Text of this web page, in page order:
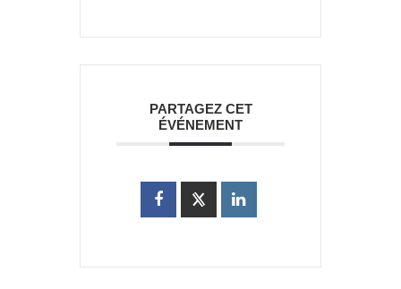
PARTAGEZ CET
ÉVÉNEMENT